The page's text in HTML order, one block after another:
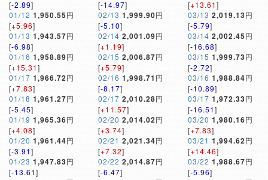
[-2.89]
01/12 1,950.55円
[+5.96]
01/13 1,943.57円
[-6.98]
01/16 1,958.89円
[+15.31]
01/17 1,966.72円
[+7.83]
01/18 1,961.27円
[-5.45]
01/19 1,965.36円
[+4.08]
01/20 1,961.44円
[-3.91]
01/23 1,947.83円
[-13.61]
[-14.97]
02/13 1,999.90円
[-5.10]
02/14 2,001.09円
[+1.19]
02/15 2,006.87円
[+5.79]
02/16 1,998.71 円
[-8.17]
02/17 2,010.28円
[+11.57]
02/20 2,014.02円
[+3.74]
02/21 2,021.34円
[+7.32]
02/22 2,014.87円
[-6.47]
[+13.61]
03/13 2,019.13円
[-5.79]
03/14 2,002.45円
[-16.68]
03/15 1,999.73円
[-2.72]
03/16 1,988.84円
[-10.89]
03/17 1,972.33円
[-16.51]
03/20 1,980.16円
[+7.83]
03/21 1,994.62円
[+14.46]
03/22 1,988.67円
[-5.96]